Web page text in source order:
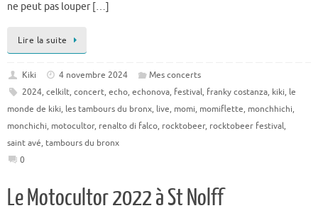
ne peut pas louper […]
Lire la suite
Kiki 4 novembre 2024
Mes concerts
2024, celkilt, concert, echo, echonova, festival, franky costanza, kiki, le
monde de kiki, les tambours du bronx, live, momi, momiflette, monchhichi,
monchichi, motocultor, renalto di falco, rocktobeer, rocktobeer festival,
saint avé, tambours du bronx
0
Le Motocultor 2022 à St Nolff